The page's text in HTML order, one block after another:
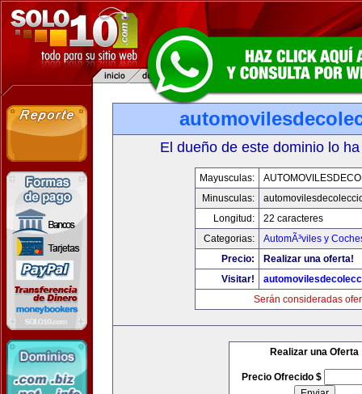
El dueño de este dominio lo
Mayusculas:
Minusculas:
Longitud:
22 caracteres
Categorias:
AutomÃ³viles y
Precio:
Realizar una oferta!
Visitar!
Serán consideradas
Realizar una Oferta
Precio Ofrecido $